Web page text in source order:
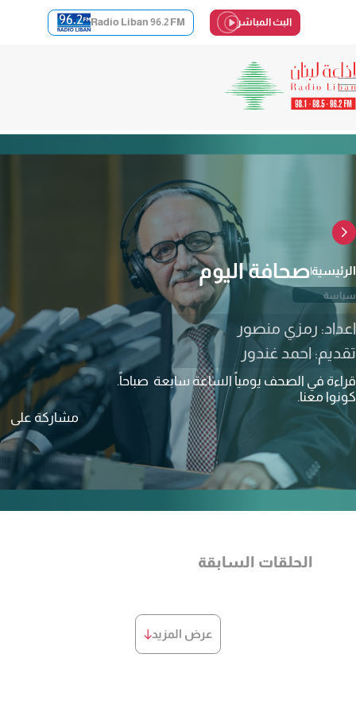
البث المباشر Radio Liban 96.2 FM
الرئيسيةصحافة اليوم
سياسة
اعداد: رمزي منصور
تقديم: احمد غندور
قراءة في الصحف يومياً الساعة سابعة صباحاً.
كونوا معنا.
مشاركة على
الحلقات السابقة
عرض المزيد